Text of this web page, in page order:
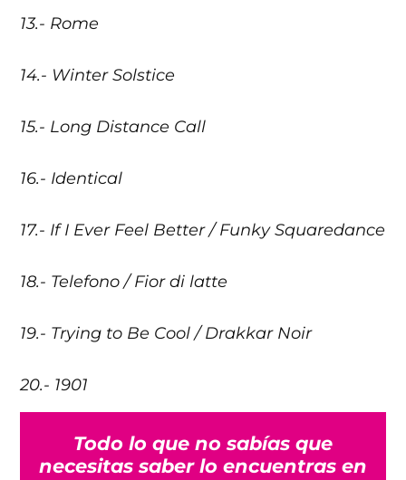
13.- Rome
14.- Winter Solstice
15.- Long Distance Call
16.- Identical
17.- If I Ever Feel Better / Funky Squaredance
18.- Telefono / Fior di latte
19.- Trying to Be Cool / Drakkar Noir
20.- 1901
Todo lo que no sabías que
necesitas saber lo encuentras en